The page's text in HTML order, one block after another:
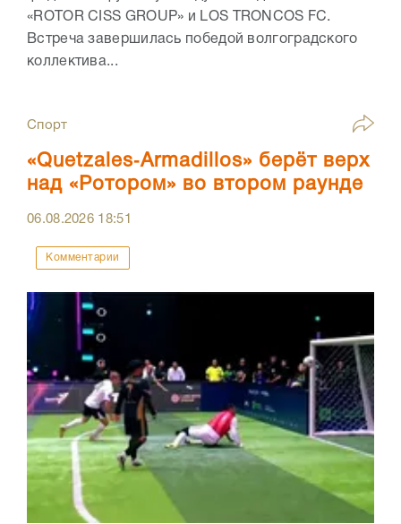
«ROTOR CISS GROUP» и LOS TRONCOS FC.
Встреча завершилась победой волгоградского
коллектива...
Спорт
«Quetzales‑Armadillos» берёт верх
над «Ротором» во втором раунде
06.08.2026 18:51
Комментарии